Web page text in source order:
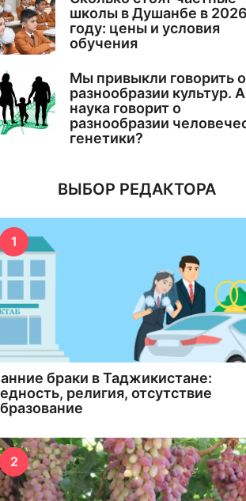
школы в Душанбе в 2026
году: цены и условия
обучения
Мы привыкли говорить о
разнообразии культур.
наука говорит о
разнообразии
генетики?
ВЫБОР РЕДАКТОРА
1
браки в Таджикистане:
религия, отсутствие
2